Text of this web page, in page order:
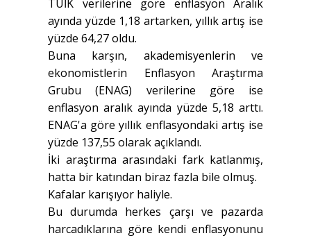
TÜİK verilerine göre enflasyon Aralık
ayında yüzde 1,18 artarken, yıllık artış ise
yüzde 64,27 oldu.
Buna karşın, akademisyenlerin ve
ekonomistlerin Enflasyon Araştırma
Grubu (ENAG) verilerine göre ise
enflasyon aralık ayında yüzde 5,18 arttı.
ENAG'a göre yıllık enflasyondaki artış ise
yüzde 137,55 olarak açıklandı.
İki araştırma arasındaki fark katlanmış,
hatta bir katından biraz fazla bile olmuş.
Kafalar karışıyor haliyle.
Bu durumda herkes çarşı ve pazarda
harcadıklarına göre kendi enflasyonunu